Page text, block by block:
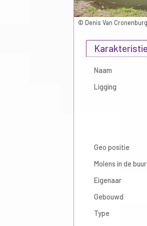
Naam
Ligging
Geo positie
Molens in de
Eigenaar
Gebouwd
Type
© Denis Van